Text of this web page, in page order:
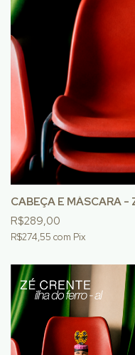
CABEÇA E MÁSCARA -
R$289,00
R$274,55 com Pix